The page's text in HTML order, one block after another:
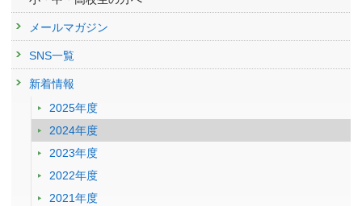
メールマガジン
SNS一覧
新着情報
2025年度
2024年度
2023年度
2022年度
2021年度